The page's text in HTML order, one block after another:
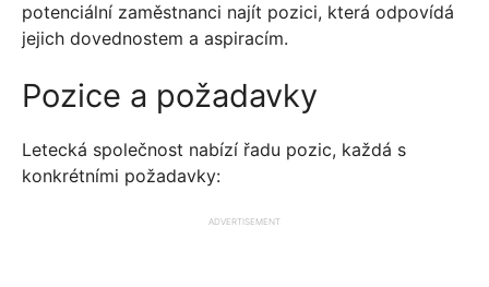
potenciální zaměstnanci najít pozici, která odpovídá
jejich dovednostem a aspiracím.
Pozice a požadavky
Letecká společnost nabízí řadu pozic, každá s
konkrétními požadavky:
ADVERTISEMENT